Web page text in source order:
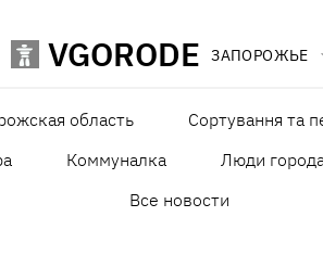
VGORODE ЗАПОРОЖЬЕ
область Сортування та
Коммуналка Люди
Все новости